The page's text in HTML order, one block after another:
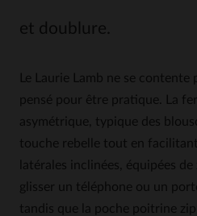
et doublure.
Le Laurie Lamb ne se contente
pensé pour être pratique. La
asymétrique, typique des
touche rebelle tout en facilitant
latérales inclinées, équipées
glisser un téléphone ou un
tandis que la poche poitrine